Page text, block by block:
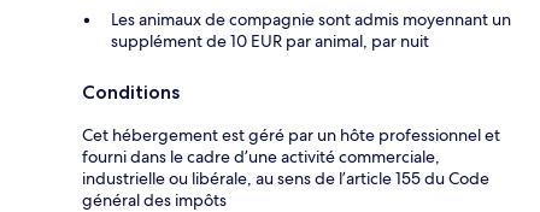
Les animaux de compagnie sont admis moyennant un
supplément de 10 EUR par animal, par nuit
Conditions
Cet hébergement est géré par un hôte professionnel et
fourni dans le cadre d’une activité commerciale,
industrielle ou libérale, au sens de l’article 155 du Code
général des impôts